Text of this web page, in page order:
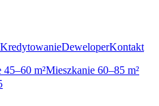
KredytowanieDeweloperKontakt
45–60 m²Mieszkanie 60–85 m²